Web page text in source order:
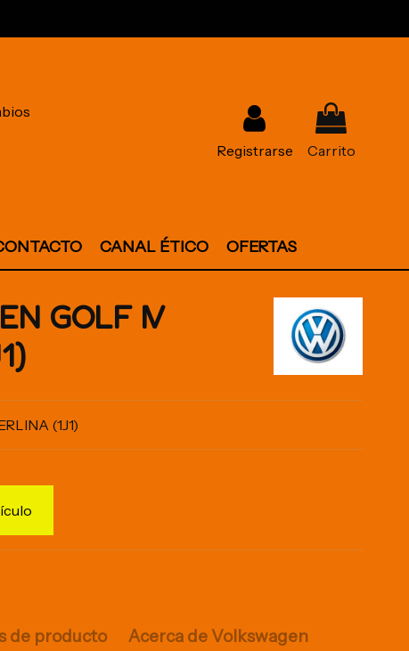
Registrarse Carrito
CANAL ÉTICO OFERTAS
GOLF IV
(1J1)
de producto Acerca de Volkswagen